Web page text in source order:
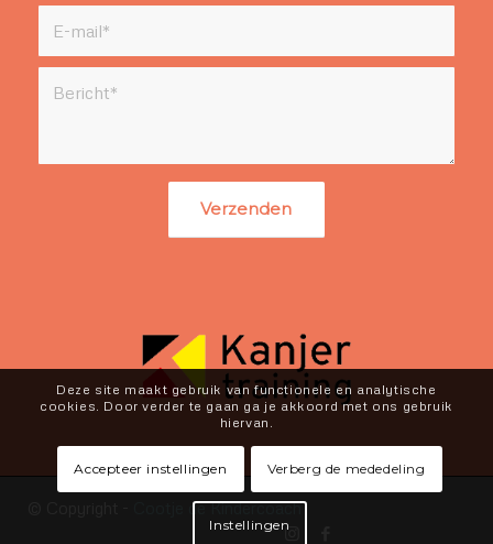
Cootje de Kindercoach
Deze site maakt gebruik van functionele en analytische
cookies. Door verder te gaan ga je akkoord met ons gebruik
hiervan.
Accepteer instellingen Verberg de mededeling
Instellingen